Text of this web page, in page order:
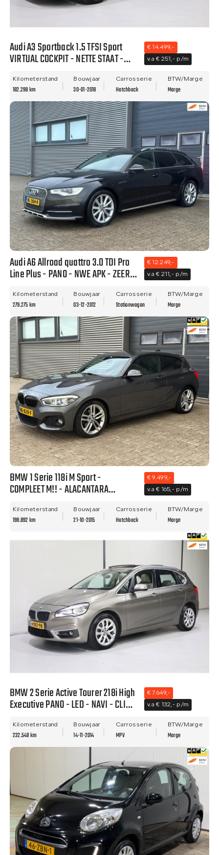
Audi A3 Sportback 1.5 TFSI Sport
VIRTUAL COCKPIT - NETTE STAAT -
€ 14.499,-
v.a € 251,- p/m
Kilometerstand
182.298 km
Bouwjaar
30-01-2018
Carrosserie
Hatchback
BTW/Marge
Marge
Audi A6 Allroad quattro 3.0 TDI Pro
Line Plus - PANO - NWE APK - ZEER
€ 12.249,-
v.a € 211,- p/m
Kilometerstand
279.275 km
Bouwjaar
03-12-2012
Carrosserie
Stationwagon
BTW/Marge
Marge
BMW 1 Serie 118i M Sport -
COMPLEET M!! - ALACANTARA
APK!!
€ 9.499,-
v.a € 165,- p/m
Kilometerstand
198.892 km
Bouwjaar
21-10-2015
Carrosserie
Hatchback
BTW/Marge
Marge
BMW 2 Serie Active Tourer 218i High
Executive PANO - LED - NAVI - CLIMA
€ 7.649,-
v.a € 132,- p/m
Kilometerstand
232.548 km
Bouwjaar
14-11-2014
Carrosserie
MPV
BTW/Marge
Marge